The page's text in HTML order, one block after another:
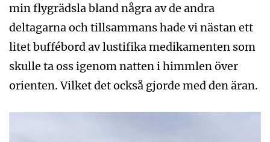
min flygrädsla bland några av de andra
deltagarna och tillsammans hade vi nästan ett
litet buffébord av lustifika medikamenten som
skulle ta oss igenom natten i himmlen över
orienten. Vilket det också gjorde med den äran.